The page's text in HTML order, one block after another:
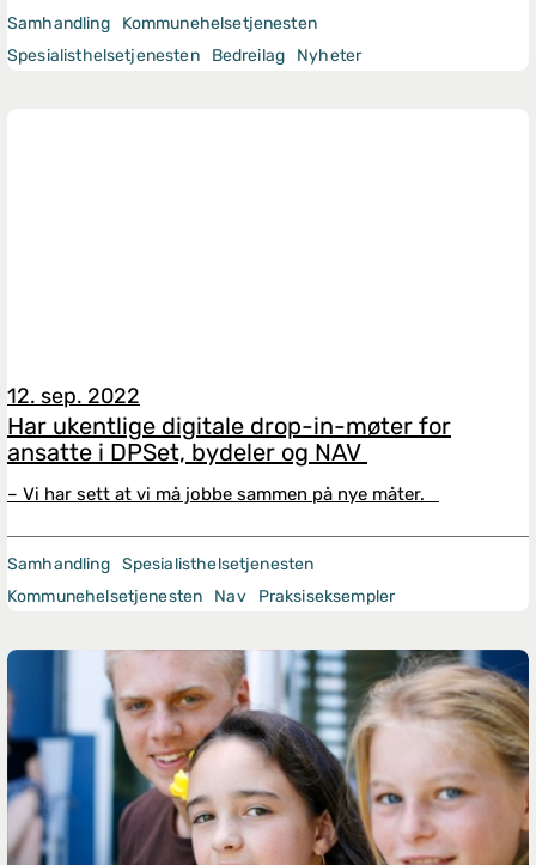
Samhandling
Kommunehelsetjenesten
Spesialisthelsetjenesten
Bedreilag Nyheter
12. sep. 2022
Har ukentlige digitale drop-in-møter for
ansatte i DPSet, bydeler og NAV
– Vi har sett at vi må jobbe sammen på nye måter.
Samhandling
Spesialisthelsetjenesten
Kommunehelsetjenesten
Nav Praksiseksempler